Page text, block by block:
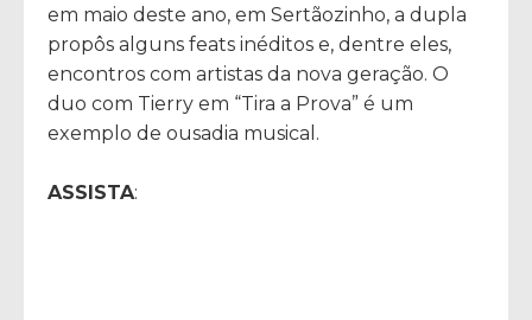
em maio deste ano, em Sertãozinho, a dupla
propôs alguns feats inéditos e, dentre eles,
encontros com artistas da nova geração. O
duo com Tierry em “Tira a Prova” é um
exemplo de ousadia musical.
ASSISTA: